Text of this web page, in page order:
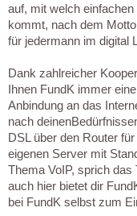
auf, mit welch
kommt, nach dem
für jedermann im digital
Dank zahlreicher
Ihnen FundK immer
Anbindung an das
nach
DSL über den Router
eigenen Server mit
Thema VoIP, sprich das
auch hier bietet dir
bei FundK selbst zum